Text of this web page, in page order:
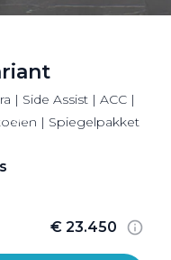
| Side Assist | ACC |
| Spiegelpakket
€ 23.450